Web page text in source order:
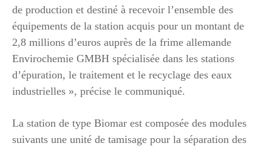
de production et destiné à recevoir l’ensemble des
équipements de la station acquis pour un montant de
2,8 millions d’euros auprès de la frime allemande
Envirochemie GMBH spécialisée dans les stations
d’épuration, le traitement et le recyclage des eaux
industrielles », précise le communiqué.
La station de type Biomar est composée des modules
suivants une unité de tamisage pour la séparation des